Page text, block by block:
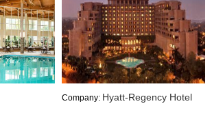
Company: Hyatt-Regency Hotel